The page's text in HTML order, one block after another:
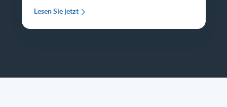
Lesen Sie jetzt